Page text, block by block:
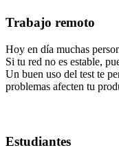
Trabajo remoto
Hoy en día muchas
Si tu red no es estable,
Un buen uso del test te
problemas afecten tu
Estudiantes